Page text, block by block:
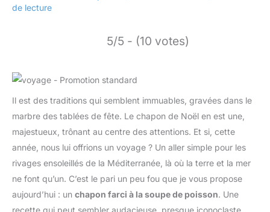
de lecture
5/5 - (10 votes)
Il est des traditions qui semblent immuables, gravées dans le
marbre des tablées de fête. Le chapon de Noël en est une,
majestueux, trônant au centre des attentions. Et si, cette
année, nous lui offrions un voyage ? Un aller simple pour les
rivages ensoleillés de la Méditerranée, là où la terre et la mer
ne font qu’un. C’est le pari un peu fou que je vous propose
aujourd’hui : un chapon farci à la soupe de poisson. Une
recette qui peut sembler audacieuse, presque iconoclaste,